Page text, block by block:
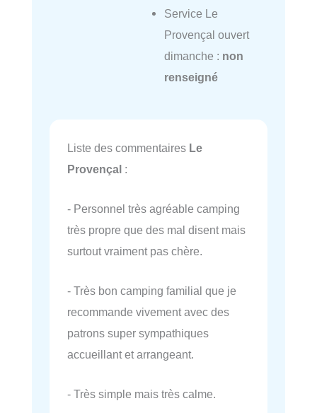
Service Le
Provençal ouvert
dimanche : non
renseigné
Liste des commentaires Le
Provençal :
- Personnel très agréable camping
très propre que des mal disent mais
surtout vraiment pas chère.
- Très bon camping familial que je
recommande vivement avec des
patrons super sympathiques
accueillant et arrangeant.
- Très simple mais très calme.